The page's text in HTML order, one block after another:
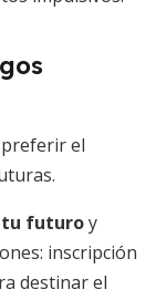
el
tu futuroy
inscripción
destinar el